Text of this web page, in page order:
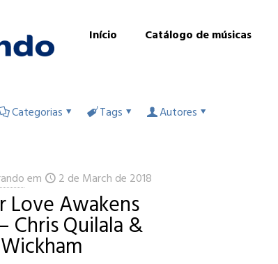
Início Catálogo de músicas
Categorias Tags Autores
em 2 de March de 2018
Love Awakens
Chris Quilala &